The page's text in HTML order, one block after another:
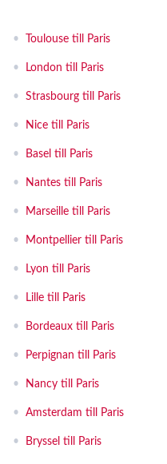
• Toulouse till Paris
• London till Paris
• Strasbourg till Paris
• Nice till Paris
• Basel till Paris
• Nantes till Paris
• Marseille till Paris
• Montpellier till Paris
• Lyon till Paris
• Lille till Paris
• Bordeaux till Paris
• Perpignan till Paris
• Nancy till Paris
• Amsterdam till Paris
• Bryssel till Paris